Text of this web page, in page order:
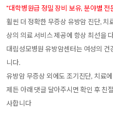
"대학병원급 정밀 장비 보유, 분야별 전
휠씬 더 정확한 무증상 유방암 진단, 치
상의 의료 서비스 제공에 항상 최선을
대림성모병원 유방암센터는 여성의 건
니다.
유방암 무증상 외에도 조기진단, 치료
제든 아래 댓글 달아주시면 확인 후 친
사합니다